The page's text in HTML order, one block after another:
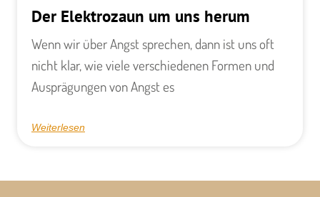
Der Elektrozaun um uns herum
Wenn wir über Angst sprechen, dann ist uns oft
nicht klar, wie viele verschiedenen Formen und
Ausprägungen von Angst es
Weiterlesen